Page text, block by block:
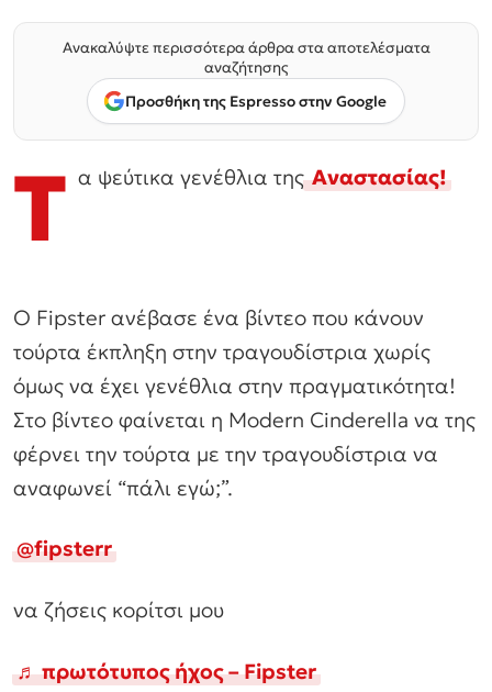
Ανακαλύψτε περισσότερα άρθρα στα αποτελέσματα
αναζήτησης
Προσθήκη της Espresso στην Google
Τ α ψεύτικα γενέθλια τηςΑναστασίας!
Ο Fipster ανέβασε ένα βίντεο που κάνουν
τούρτα έκπληξη στην τραγουδίστρια χωρίς
όμως να έχει γενέθλια στην πραγματικότητα!
Στο βίντεο φαίνεται η Modern Cinderella να της
φέρνει την τούρτα με την τραγουδίστρια να
αναφωνεί “πάλι εγώ;”.
@fipsterr
να ζήσεις κορίτσι μου
♬ πρωτότυπος ήχος – Fipster